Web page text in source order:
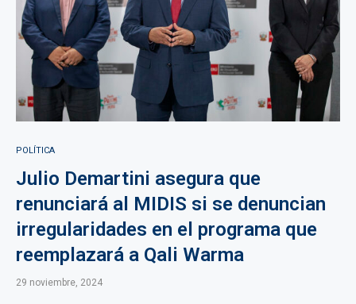
POLÍTICA
Julio Demartini asegura que
renunciará al MIDIS si se denuncian
irregularidades en el programa que
reemplazará a Qali Warma
29 noviembre, 2024